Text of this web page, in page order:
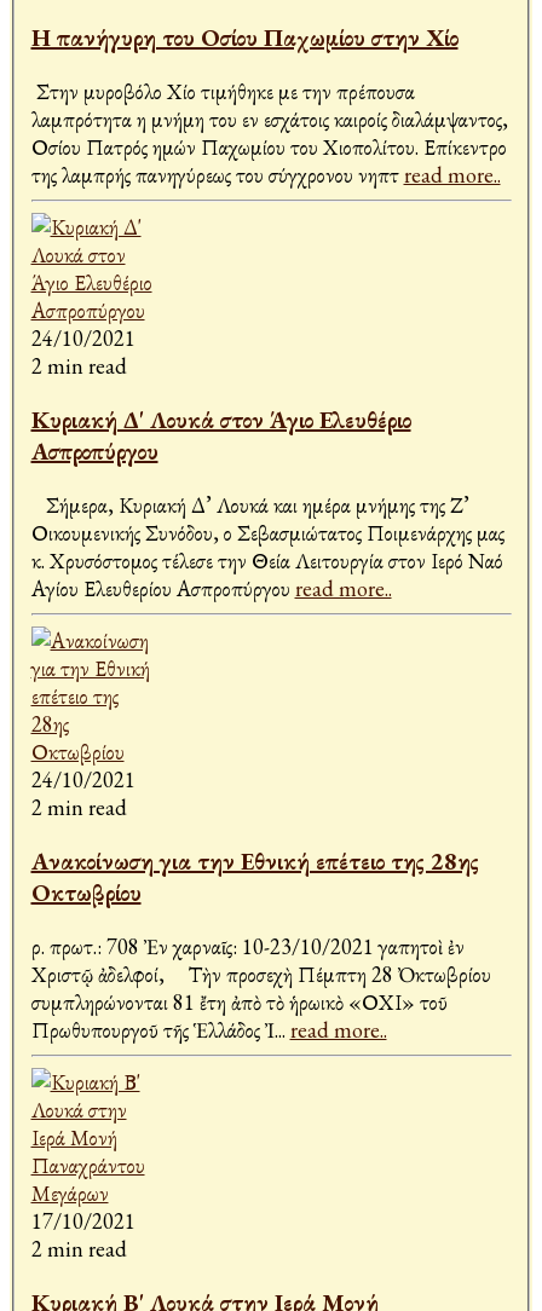
Η πανήγυρη του Οσίου Παχωμίου στην Χίο
Στην μυροβόλο Χίο τιμήθηκε με την πρέπουσα
λαμπρότητα η μνήμη του εν εσχάτοις καιροίς διαλάμψαντος,
Οσίου Πατρός ημών Παχωμίου του Χιοπολίτου. Επίκεντρο
της λαμπρής πανηγύρεως του σύγχρονου νηπτread more..
24/10/2021
2 min read
Κυριακή Δ' Λουκά στον Άγιο Ελευθέριο
Ασπροπύργου
Σήμερα, Κυριακή Δ’ Λουκά και ημέρα μνήμης της Ζ’
Οικουμενικής Συνόδου, ο Σεβασμιώτατος Ποιμενάρχης μας
κ. Χρυσόστομος τέλεσε την Θεία Λειτουργία στον Ιερό Ναό
Αγίου Ελευθερίου Ασπροπύργου read more..
24/10/2021
2 min read
Ανακοίνωση για την Εθνική επέτειο της 28ης
Οκτωβρίου
Ἀρ. πρωτ.: 708 Ἐν Ἀχαρναῖς: 10-23/10/2021 Ἀγαπητοὶ ἐν
Χριστῷ ἀδελφοί, Τὴν προσεχὴ Πέμπτη 28 Ὀκτωβρίου
συμπληρώνονται 81 ἔτη ἀπὸ τὸ ἡρωικὸ «ΟΧΙ» τοῦ
Πρωθυπουργοῦ τῆς Ἑλλάδος Ἰ... read more..
17/10/2021
2 min read
Κυριακή Β' Λουκά στην Ιερά Μονή